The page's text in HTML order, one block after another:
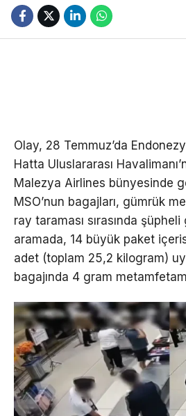
Olay, 28 Temmuz’da
Hatta Uluslararası
Malezya Airlines bünyesinde
MSO’nun bagajları, gümrük
ray taraması sırasında
aramada, 14 büyük paket
adet (toplam 25,2 kilogram)
bagajında 4 gram